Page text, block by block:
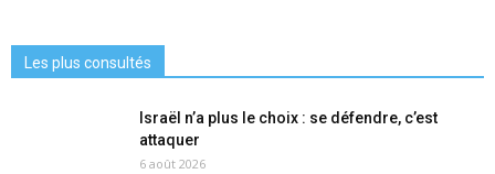
Les plus consultés
Israël n’a plus le choix : se défendre, c’est
attaquer
6 août 2026